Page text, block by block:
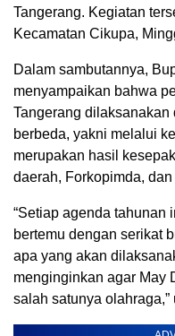
Tangerang. Kegiatan
Kecamatan Cikupa,
Dalam sambutannya,
menyampaikan bahwa
Tangerang
berbeda, yakni melalui
merupakan hasil
daerah, Forkopimda,
“Setiap agenda tahunan
bertemu dengan serikat
apa yang akan
menginginkan agar May
salah satunya olahraga,”